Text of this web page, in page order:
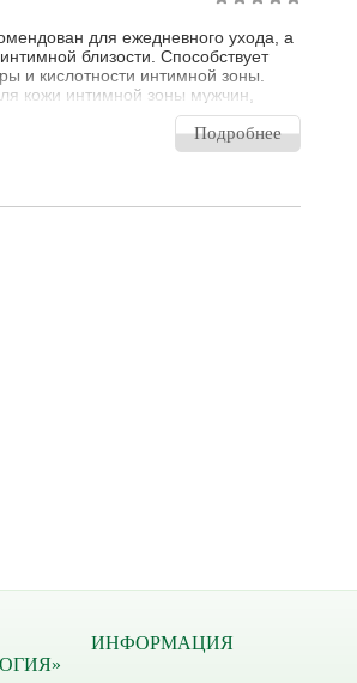
для ежедневного ухода, а
близости. Способствует
и кислотности интимной зоны.
кожи интимной зоны мужчин,
очищает, не допуская сухости
восстанавливающее и
чистоты и свежести.
Подробнее
ИНФОРМАЦИЯ